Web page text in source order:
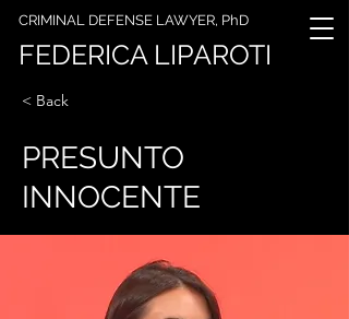
FEDERICA LIPAROTI
CRIMINAL DEFENSE LAWYER, PhD
< Back
PRESUNTO
INNOCENTE